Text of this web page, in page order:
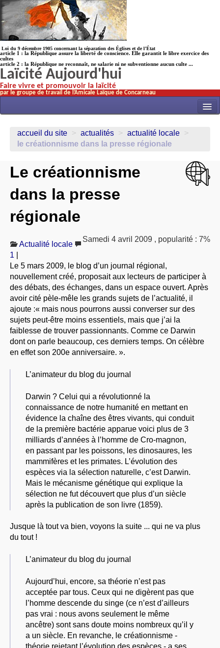
Loi du 9 décembre 1905 concernant la séparation des Églises et de l’État
article 1 : la République assure la liberté de conscience. Elle garantit le libre exercice des
cultes
article 2 : la République ne reconnaît, ne salarie ni ne subventionne aucun culte ...
Laïcité Aujourd'hui
Faire vivre et promouvoir la laïcité
par le groupe de travail de l’Amicale Laïque de Concarneau
ACTUALITÉS
ÉCOLES
HISTOIRE(s)
LAICITHÈQUE
À PROPOS
LIBRES OPINIONS
* [ connexion Adhérents ]
accueil du site > actualités > actualité locale >
le créationnisme dans la presse régionale
Le créationnisme
dans la presse
régionale
Samedi 4 avril 2009 , popularité : 7%
Actualité locale
1
Le 5 mars 2009, le blog d’un journal régional,
nouvellement créé, proposait aux lecteurs de participer à
des débats, des échanges, dans un espace ouvert. Après
avoir cité pèle-mêle les grands sujets de l’actualité, il
ajoute :« mais nous pourrons aussi converser sur des
sujets peut-être moins essentiels, mais que j’ai la
faiblesse de trouver passionnants. Comme ce Darwin
dont on parle beaucoup, ces derniers temps. On célèbre
en effet son 200e anniversaire. ».
L’animateur du blog du journal
Darwin ? Celui qui a révolutionné la
connaissance de notre humanité en mettant en
évidence la chaîne des êtres vivants, qui conduit
de la première bactérie apparue voici plus de 3
milliards d’années à l’homme de Cro-magnon,
en passant par les poissons, les dinosaures, les
mammifères et les primates. L’évolution des
espèces via la sélection naturelle, c’est Darwin.
Mais le mécanisme génétique qui explique la
sélection ne fut découvert que plus d’un siècle
après la publication de son livre (1859).
Jusque là tout va bien, voyons la suite ... qui ne va plus
du tout !
L’animateur du blog du journal
Aujourd’hui, encore, sa théorie n’est pas
acceptée par tous. Ceux qui ne digèrent pas que
l’homme descende du singe (ce n’est d’ailleurs
pas vrai : nous avons seulement le même
ancêtre) sont sans doute moins nombreux qu’il y
a un siècle. En revanche, le créationnisme -